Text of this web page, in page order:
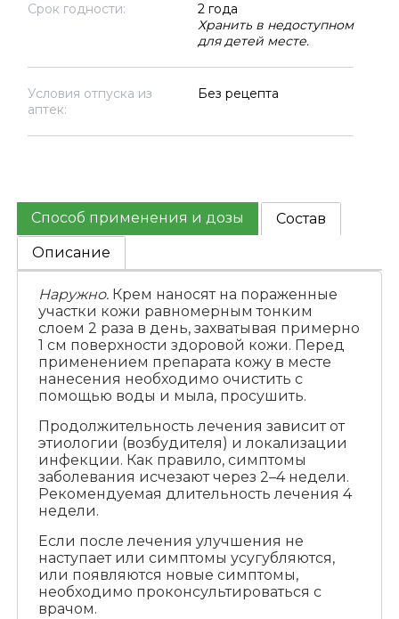
Срок годности:
2 года
Хранить в недоступном
для детей месте.
Условия отпуска из
аптек:
Без рецепта
Способ применения и дозы
Состав
Описание
Наружно.Крем наносят на пораженные
участки кожи равномерным тонким
слоем 2 раза в день, захватывая примерно
1 см поверхности здоровой кожи. Перед
применением препарата кожу в месте
нанесения необходимо очистить с
помощью воды и мыла, просушить.
Продолжительность лечения зависит от
этиологии (возбудителя) и локализации
инфекции. Как правило, симптомы
заболевания исчезают через 2–4 недели.
Рекомендуемая длительность лечения 4
недели.
Если после лечения улучшения не
наступает или симптомы усугубляются,
или появляются новые симптомы,
необходимо проконсультироваться с
врачом.